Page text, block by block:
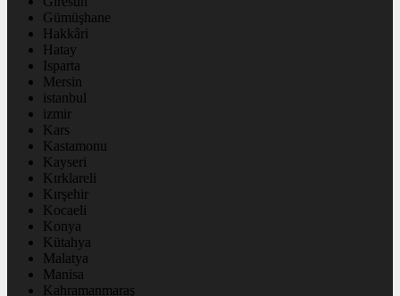
Gümüşhane
Hakkâri
Hatay
Isparta
Mersin
istanbul
izmir
Kars
Kastamonu
Kayseri
Kırklareli
Kırşehir
Kocaeli
Konya
Kütahya
Malatya
Manisa
Kahramanmaraş